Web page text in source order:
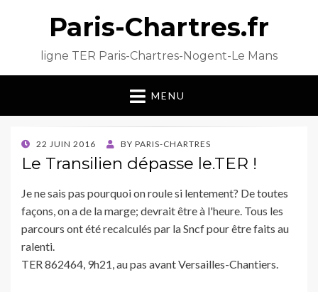
Paris-Chartres.fr
ligne TER Paris-Chartres-Nogent-Le Mans
MENU
POSTED
ON
22 JUIN 2016 BY PARIS-CHARTRES
Le Transilien dépasse le.TER !
Je ne sais pas pourquoi on roule si lentement? De toutes
façons, on a de la marge; devrait être à l'heure. Tous les
parcours ont été recalculés par la Sncf pour être faits au
ralenti.
TER 862464, 9h21, au pas avant Versailles-Chantiers.